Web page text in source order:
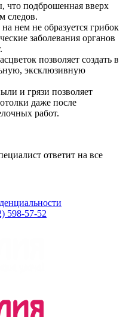
что подброшенная вверх
следов.
нем не образуется грибок
заболевания органов
позволяет создать в
эксклюзивную
и грязи позволяет
даже после
работ.
ответит на все
598-57-52